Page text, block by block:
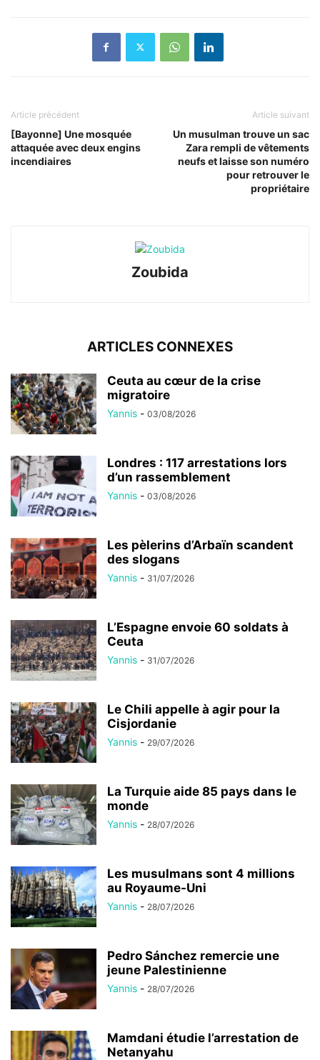
Article précédent
[Bayonne] Une mosquée
attaquée avec deux engins
incendiaires
Article suivant
Un musulman trouve un sac
Zara rempli de vêtements
neufs et laisse son numéro
pour retrouver le
propriétaire
Zoubida
ARTICLES CONNEXES
Ceuta au cœur de la crise
migratoire
Yannis - 03/08/2026
Londres : 117 arrestations lors
d’un rassemblement
Yannis - 03/08/2026
Les pèlerins d’Arbaïn scandent
des slogans
Yannis - 31/07/2026
L’Espagne envoie 60 soldats à
Ceuta
Yannis - 31/07/2026
Le Chili appelle à agir pour la
Cisjordanie
Yannis - 29/07/2026
La Turquie aide 85 pays dans le
monde
Yannis - 28/07/2026
Les musulmans sont 4 millions
au Royaume-Uni
Yannis - 28/07/2026
Pedro Sánchez remercie une
jeune Palestinienne
Yannis - 28/07/2026
Mamdani étudie l’arrestation de
Netanyahu